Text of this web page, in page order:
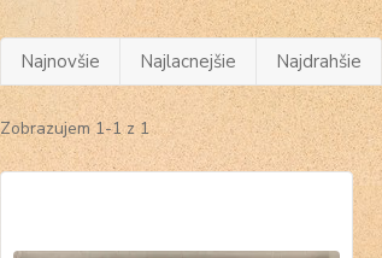
Najnovšie Najlacnejšie Najdrahšie
Zobrazujem 1-1 z 1